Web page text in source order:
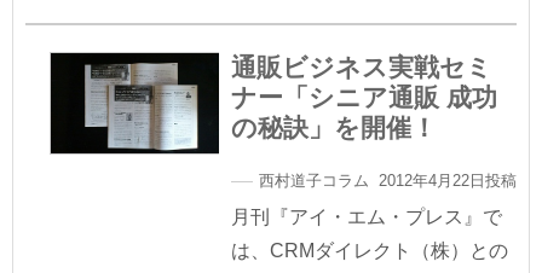
通販ビジネス実戦セミ
ナー「シニア通販 成功
の秘訣」を開催！
西村道子コラム 2012年4月22日投稿
月刊『アイ・エム・プレス』で
は、CRMダイレクト（株）との